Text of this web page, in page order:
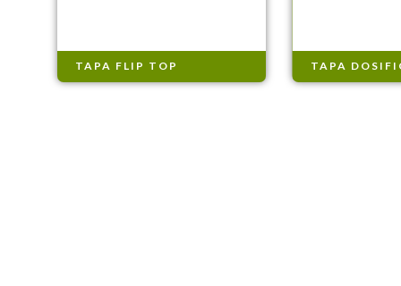
TAPA FLIP TOP TAPA